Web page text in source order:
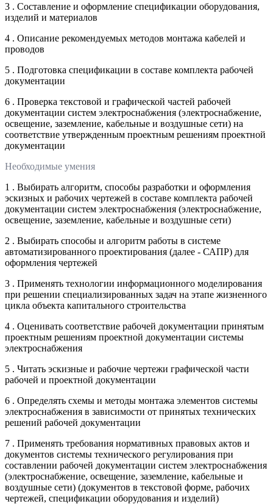
3 . Составление и оформление спецификации оборудования,
изделий и материалов
4 . Описание рекомендуемых методов монтажа кабелей и
проводов
5 . Подготовка спецификации в составе комплекта рабочей
документации
6 . Проверка текстовой и графической частей рабочей
документации систем электроснабжения (электроснабжение,
освещение, заземление, кабельные и воздушные сети) на
соответствие утвержденным проектным решениям проектной
документации
Необходимые умения
1 . Выбирать алгоритм, способы разработки и оформления
эскизных и рабочих чертежей в составе комплекта рабочей
документации систем электроснабжения (электроснабжение,
освещение, заземление, кабельные и воздушные сети)
2 . Выбирать способы и алгоритм работы в системе
автоматизированного проектирования (далее - САПР) для
оформления чертежей
3 . Применять технологии информационного моделирования
при решении специализированных задач на этапе жизненного
цикла объекта капитального строительства
4 . Оценивать соответствие рабочей документации принятым
проектным решениям проектной документации системы
электроснабжения
5 . Читать эскизные и рабочие чертежи графической части
рабочей и проектной документации
6 . Определять схемы и методы монтажа элементов системы
электроснабжения в зависимости от принятых технических
решений рабочей документации
7 . Применять требования нормативных правовых актов и
документов системы технического регулирования при
составлении рабочей документации систем электроснабжения
(электроснабжение, освещение, заземление, кабельные и
воздушные сети) (документов в текстовой форме, рабочих
чертежей, спецификации оборудования и изделий)